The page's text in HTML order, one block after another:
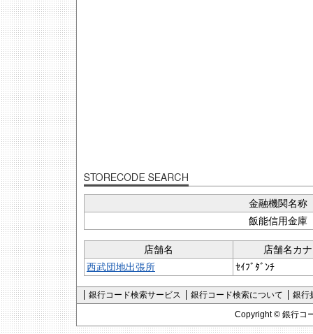
金融機関名称
飯能信用金庫
店舗名
店舗名カナ
西武団地出張所
ｾｲﾌﾞﾀﾞﾝﾁ
銀行コード検索サービス 銀行コード検索について
銀行
Copyright © 銀行コ